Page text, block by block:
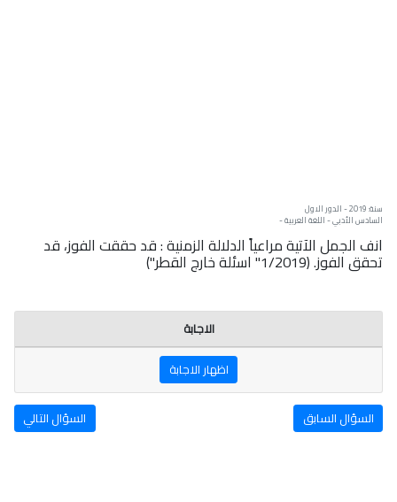
سنة: 2019 - الدور الاول
السادس الأدبي - اللغة العربية -
انف الجمل الآتية مراعياً الدلالة الزمنية : قد حققت الفوز، قد
تحقق الفوز. (1/2019" اسئلة خارج القطر")
الاجابة
اظهار الاجابة
السؤال السابق السؤال التالي